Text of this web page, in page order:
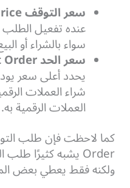
سعر التوقف Stop Price:
عنده تفعيل
سواء بالشراء أو
سعر الحد Limit Order:
يحدد أعلى سعر
شراء العملات
العملات الرقمية به.
ولكنه فقط يعطي بعض